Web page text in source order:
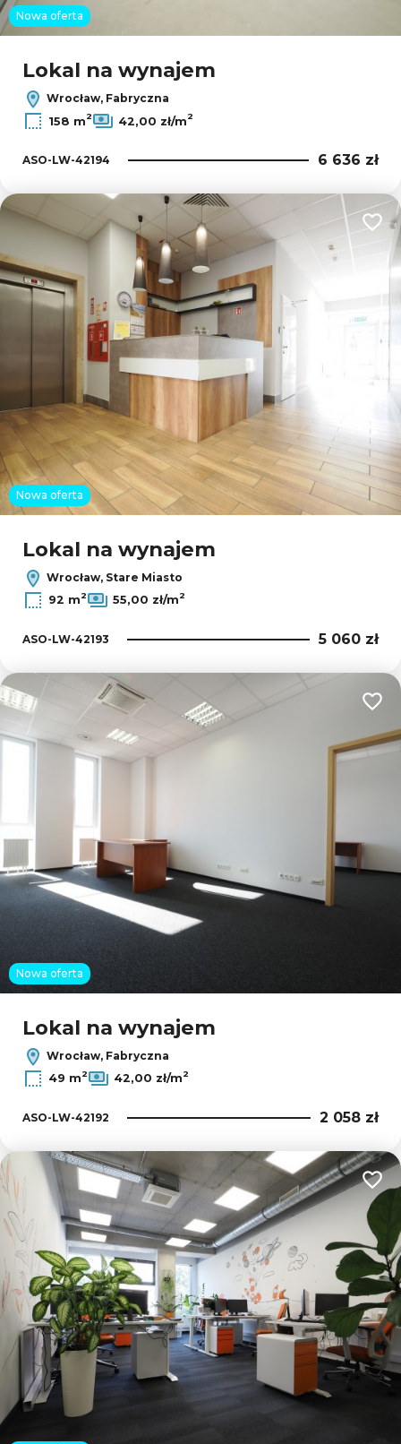
Nowa oferta
Lokal na wynajem
Wrocław, Fabryczna
158 m2 42,00 zł/m2
ASO-LW-42194 6 636 zł
Nowa oferta
Lokal na wynajem
Wrocław, Stare Miasto
92 m2 55,00 zł/m2
ASO-LW-42193 5 060 zł
Nowa oferta
Lokal na wynajem
Wrocław, Fabryczna
49 m2 42,00 zł/m2
ASO-LW-42192 2 058 zł